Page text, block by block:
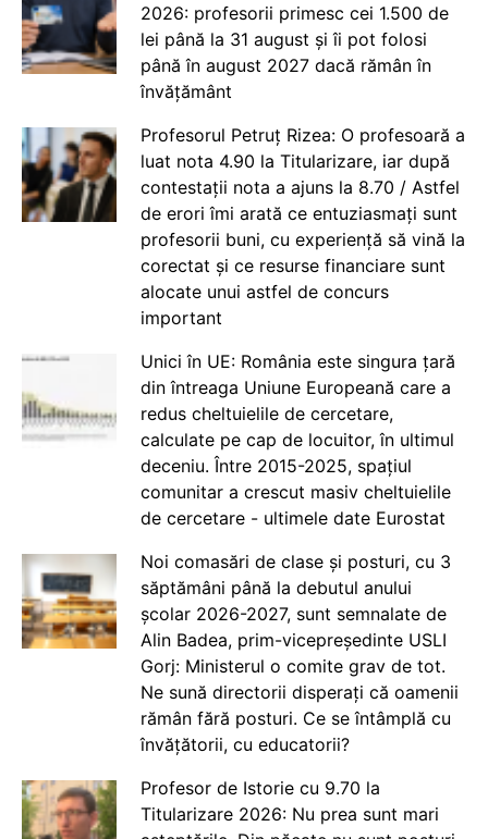
2026: profesorii primesc cei 1.500 de
lei până la 31 august și îi pot folosi
până în august 2027 dacă rămân în
învățământ
Profesorul Petruț Rizea: O profesoară a
luat nota 4.90 la Titularizare, iar după
contestații nota a ajuns la 8.70 / Astfel
de erori îmi arată ce entuziasmați sunt
profesorii buni, cu experiență să vină la
corectat și ce resurse financiare sunt
alocate unui astfel de concurs
important
Unici în UE: România este singura țară
din întreaga Uniune Europeană care a
redus cheltuielile de cercetare,
calculate pe cap de locuitor, în ultimul
deceniu. Între 2015-2025, spațiul
comunitar a crescut masiv cheltuielile
de cercetare - ultimele date Eurostat
Noi comasări de clase și posturi, cu 3
săptămâni până la debutul anului
școlar 2026-2027, sunt semnalate de
Alin Badea, prim-vicepreședinte USLI
Gorj: Ministerul o comite grav de tot.
Ne sună directorii disperați că oamenii
rămân fără posturi. Ce se întâmplă cu
învățătorii, cu educatorii?
Profesor de Istorie cu 9.70 la
Titularizare 2026: Nu prea sunt mari